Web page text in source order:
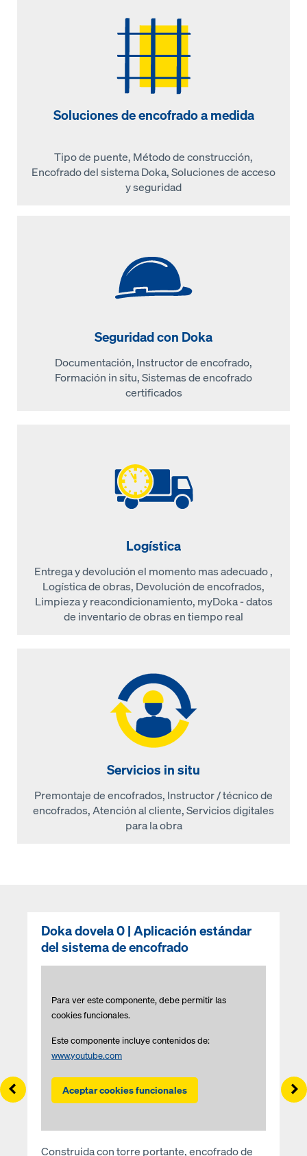
Soluciones de encofrado a medida
Tipo de puente, Método de construcción,
Encofrado del sistema Doka, Soluciones de acceso
y seguridad
Seguridad con Doka
Documentación, Instructor de encofrado,
Formación in situ, Sistemas de encofrado
certificados
Logística
Entrega y devolución el momento mas adecuado ,
Logística de obras, Devolución de encofrados,
Limpieza y reacondicionamiento, myDoka - datos
de inventario de obras en tiempo real
Servicios in situ
Premontaje de encofrados, Instructor / técnico de
encofrados, Atención al cliente, Servicios digitales
para la obra
Doka dovela 0 | Aplicación estándar
del sistema de encofrado
Para ver este componente, debe permitir las
cookies funcionales.
Este componente incluye contenidos de:
www.youtube.com
Aceptar cookies funcionales
Construida con torre portante, encofrado de
Left